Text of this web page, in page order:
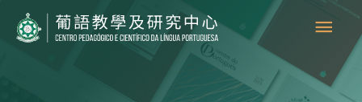
Main